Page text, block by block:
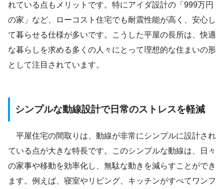
れている点もメリットです。特にアイダ設計の「999万円
の家」など、ローコスト住宅でも耐震性能が高く、安心し
て暮らせる仕様が多いです。こうした平屋の長所は、快適
な暮らしを求める多くの人々にとって理想的な住まいの形
として注目されています。
シンプルな動線設計で日常のストレスを軽減
平屋住宅の間取りは、動線が非常にシンプルに設計され
ている点が大きな特長です。このシンプルな動線は、日々
の家事や移動を効率化し、無駄な動きを減らすことができ
ます。例えば、寝室やリビング、キッチンがすべてワンフ